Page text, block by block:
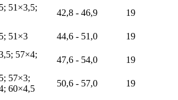
51×3,5;
42,8 - 46,9
19
51×3 44,6 - 51,0
19
57×4;
47,6 - 54,0
19
57×3;
60×4,5
50,6 - 57,0 19